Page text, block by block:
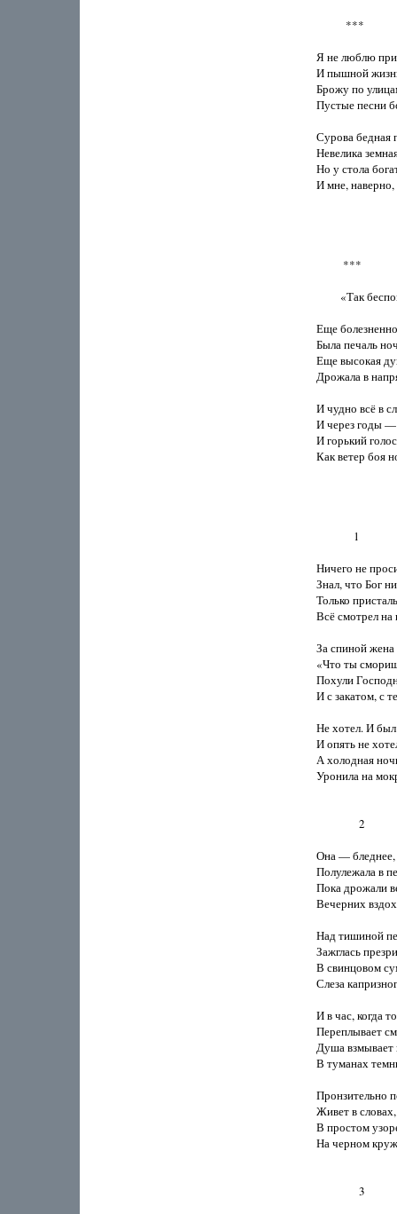
           ***
Я не люблю
И пышной
Брожу по
Пустые песни
Сурова бедная
Невелика
Но у стола
И мне, наверно,
          ***
«Так
Еще
Была печаль
Еще высокая
Дрожала в
И чудно всё в
И через годы
И горький
Как ветер боя
              1
Ничего не
Знал, что Бог
Только
Всё смотрел на
За спиной жена
«Что ты
Похули
И с закатом, с
Не хотел. И
И опять не
А холодная
Уронила на
Она —
Полулежала в
Пока дрожали
Вечерних
Над тишиной
Зажглась
В свинцовом
Слеза
И в час, когда
Переплывает
Душа взмывает
В туманах
Пронзительно
Живет в
В простом
На черном